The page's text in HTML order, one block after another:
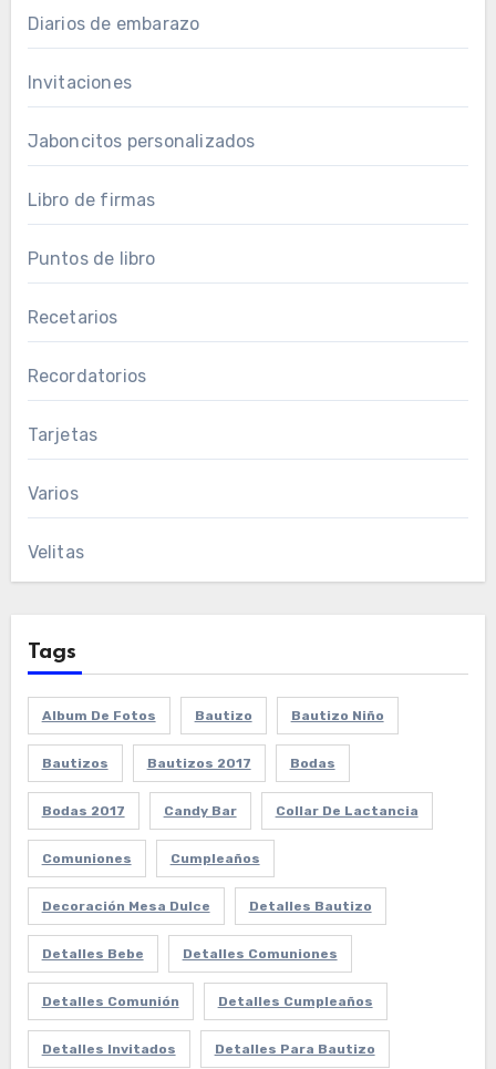
Diarios de embarazo
Invitaciones
Jaboncitos personalizados
Libro de firmas
Puntos de libro
Recetarios
Recordatorios
Tarjetas
Varios
Velitas
Tags
Album De Fotos Bautizo Bautizo Niño
Bautizos Bautizos 2017 Bodas
Bodas 2017 Candy Bar Collar De Lactancia
Comuniones Cumpleaños
Decoración Mesa Dulce Detalles Bautizo
Detalles Bebe Detalles Comuniones
Detalles Comunión Detalles Cumpleaños
Detalles Invitados Detalles Para Bautizo